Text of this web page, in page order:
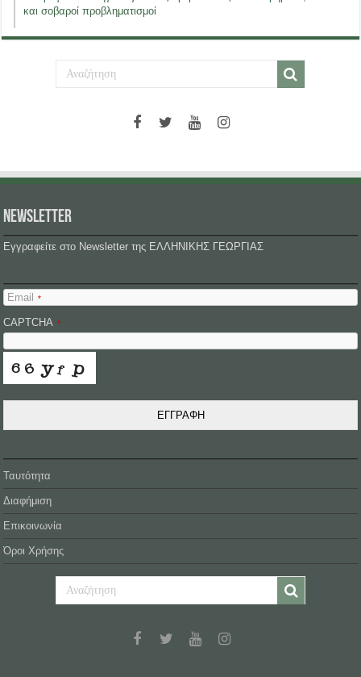
και σοβαροί προβληματισμοί
NEWSLETTER
Εγγραφείτε στο Newsletter της ΕΛΛΗΝΙΚΗΣ ΓΕΩΡΓΙΑΣ
Email *
CAPTCHA *
ΕΓΓΡΑΦΗ
Ταυτότητα
Διαφήμιση
Επικοινωνία
Όροι Χρήσης